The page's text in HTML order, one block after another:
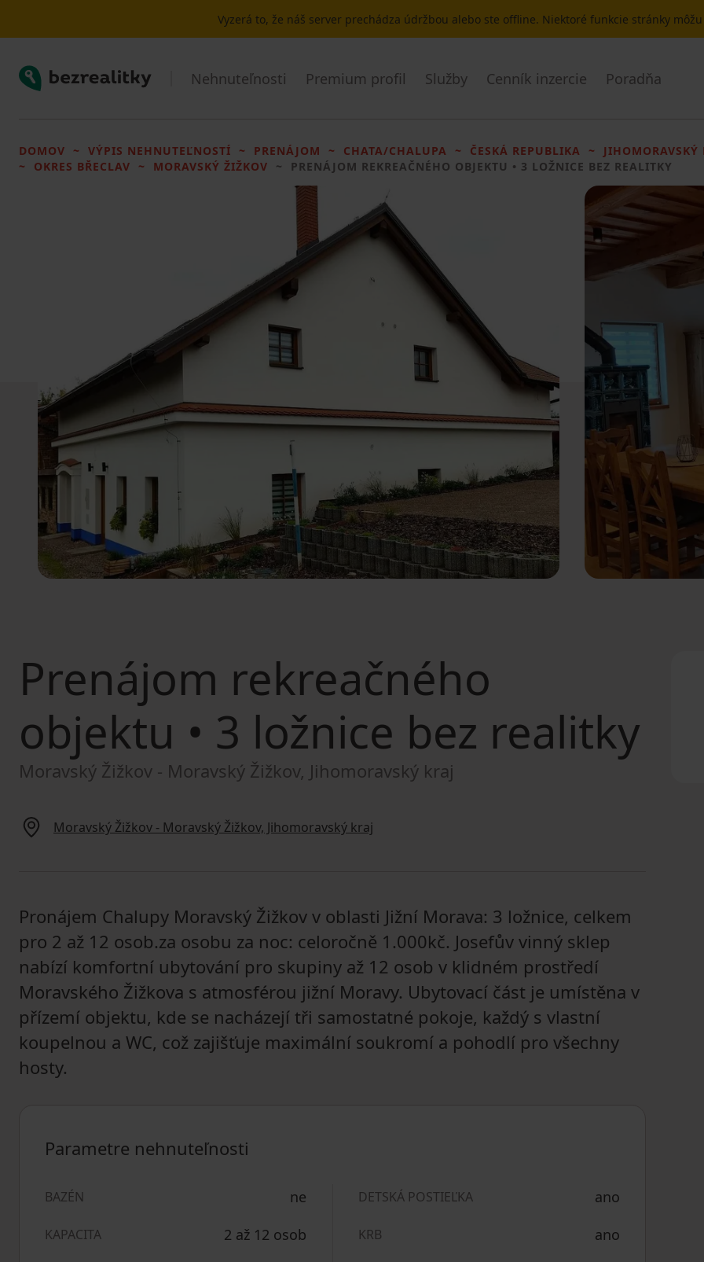
Vyzerá to, že náš server prechádza údržbou alebo ste offline. Niektoré funkcie stránky
Bezrealitky Nehnuteľnosti Premium profil Služby Cenník inzercie Poradňa
DOMOV VÝPIS NEHNUTEĽNOSTÍ PRENÁJOM CHATA/CHALUPA ČESKÁ REPUBLIKA
JIHOMORAVSKÝ
OKRES BŘECLAV
MORAVSKÝ ŽIŽKOV PRENÁJOM REKREAČNÉHO OBJEKTU • 3 LOŽNICE BEZ REALITKY
Prenájom rekreačného
objektu • 3 ložnice bez realitky
Moravský Žižkov - Moravský Žižkov, Jihomoravský kraj
Moravský Žižkov - Moravský Žižkov, Jihomoravský kraj
Pronájem Chalupy Moravský Žižkov v oblasti Jižní Morava: 3 ložnice, celkem
pro 2 až 12 osob.za osobu za noc: celoročně 1.000kč. Josefův vinný sklep
nabízí komfortní ubytování pro skupiny až 12 osob v klidném prostředí
Moravského Žižkova s atmosférou jižní Moravy. Ubytovací část je umístěna v
přízemí objektu, kde se nacházejí tři samostatné pokoje, každý s vlastní
koupelnou a WC, což zajišťuje maximální soukromí a pohodlí pro všechny
hosty.
Parametre nehnuteľnosti
BAZÉN ne
KAPACITA 2 až 12 osob
DETSKÁ POSTIEĽKA ano
KRB ano